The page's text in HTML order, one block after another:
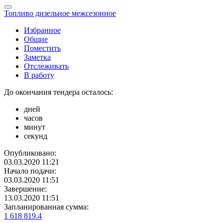
Топливо дизельное межсезонное
Избранное
Общие
Поместить
Заметка
Отслеживать
В работу
До окончания тендера осталось:
дней
часов
минут
секунд
Опубликовано:
03.03.2020 11:21
Начало подачи:
03.03.2020 11:51
Завершение:
13.03.2020 11:51
Запланированная сумма:
1 618 819.4